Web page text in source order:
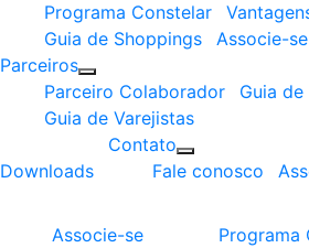
Programa Constelar
Guia de Shoppings
Associe-se
Parceiros
Parceiro Colaborador
Guia
Guia de Varejistas
Downloads
Contato
Fale conosco
Associe-se Programa